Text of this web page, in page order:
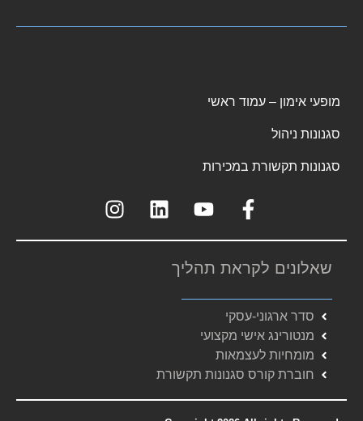
מופעי אימון – עמוד ראשי
סגנונות ניהול
סגנונות תקשורת במכירות
שאלונים לקראת תהליך
סדר ארגוני-עסקי
מנטורינג אישי מקצועי
מומחיות לעצמאות
חוברת קורס סגנונות תקשורת